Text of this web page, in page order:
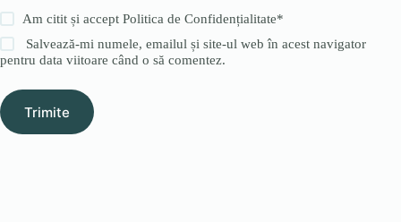
Am citit și acceptPolitica de Confidențialitate*
Salvează-mi numele, emailul și site-ul web în acest navigator
pentru data viitoare când o să comentez.
Trimite